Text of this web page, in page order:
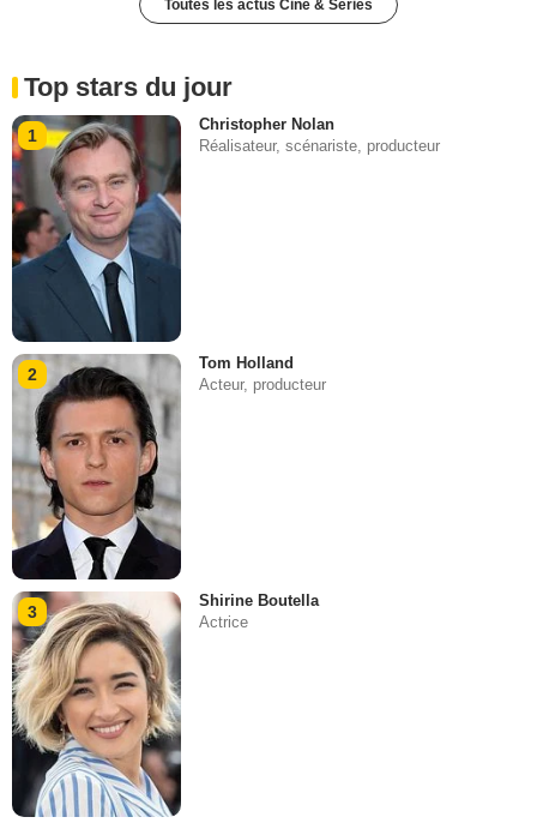
Toutes les actus Ciné & Séries
Top stars du jour
1
Christopher Nolan
Réalisateur, scénariste, producteur
2
Tom Holland
Acteur, producteur
3
Shirine Boutella
Actrice